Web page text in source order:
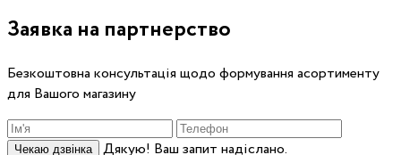
Заявка на партнерство
Безкоштовна консультація щодо формування асортименту
для Вашого магазину
Чекаю дзвінка
Дякую! Ваш запит надіслано.